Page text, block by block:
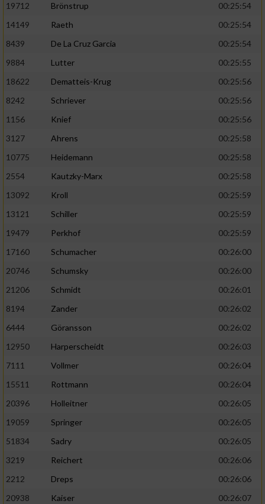
19712
Brönstrup
00:25:54
14149
Raeth
00:25:54
8439
De La Cruz Garcia
00:25:54
9884
Lutter
00:25:55
18622
Dematteis-Krug
00:25:56
8242
Schriever
00:25:56
1156
Knief
00:25:56
3127
Ahrens
00:25:58
10775
Heidemann
00:25:58
2554
Kautzky-Marx
00:25:58
13092
Kroll
00:25:59
13121
Schiller
00:25:59
19479
Perkhof
00:25:59
17160
Schumacher
00:26:00
20746
Schumsky
00:26:00
21206
Schmidt
00:26:01
8194
Zander
00:26:02
6444
Göransson
00:26:02
12950
Harperscheidt
00:26:03
7111
Vollmer
00:26:04
15511
Rottmann
00:26:04
20396
Holleitner
00:26:05
19059
Springer
00:26:05
51834
Sadry
00:26:05
3219
Reichert
00:26:06
2212
Dreps
00:26:06
20938
Kaiser
00:26:07
personalisierter Inhalte
Analyse von Zielgruppen durch Statistiken
verschiedenen Quellen
Verwendung reduzierter Daten zur Auswahl
IAB-Besonderheiten:
Verwendung genauer Standortdaten
Informationen identifizieren